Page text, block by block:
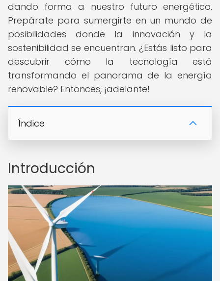
dando forma a nuestro futuro energético.
Prepárate para sumergirte en un mundo de
posibilidades donde la innovación y la
sostenibilidad se encuentran. ¿Estás listo para
descubrir cómo la tecnología está
transformando el panorama de la energía
renovable? Entonces, ¡adelante!
Índice
Introducción